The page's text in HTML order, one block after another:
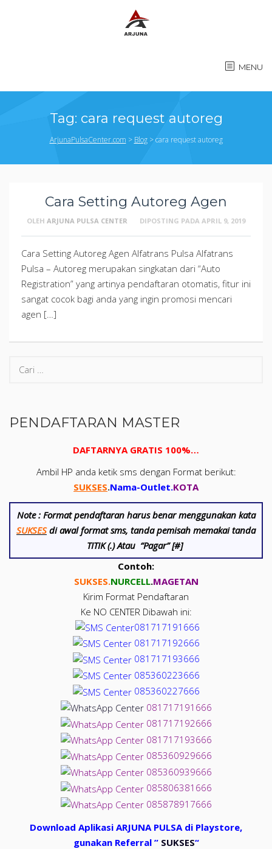
MENU
Tag: cara request autoreg
ArjunaPulsaCenter.com > Blog>cara request autoreg
Cara Setting Autoreg Agen
OLEH ARJUNA PULSA CENTER DIPOSTING PADA APRIL 9, 2019
Cara Setting Autoreg Agen Alfatrans Pulsa Alfatrans
Pulsa – Autoreg merupakan singkatan dari “Auto
Registration” yang artinya pendaftaran otomatis, fitur ini
sangat cocok bagi anda yang ingin promosi mencari
agen […]
PENDAFTARAN MASTER
DAFTARNYA GRATIS 100%…
Ambil HP anda ketik sms dengan Format berikut:
SUKSES.Nama-Outlet.KOTA
Note : Format pendaftaran harus benar menggunakan kata
SUKSESdi awal format sms, tanda pemisah memakai tanda
TITIK (.) Atau “Pagar” [#]
Contoh:
SUKSES.NURCELL.MAGETAN
Kirim Format Pendaftaran
Ke NO CENTER Dibawah ini:
081717191666
081717192666
081717193666
085360223666
085360227666
081717191666
081717192666
081717193666
085360929666
085360939666
085806381666
085878917666
Download Aplikasi ARJUNA PULSA di Playstore,
gunakan Referral ” SUKSES“